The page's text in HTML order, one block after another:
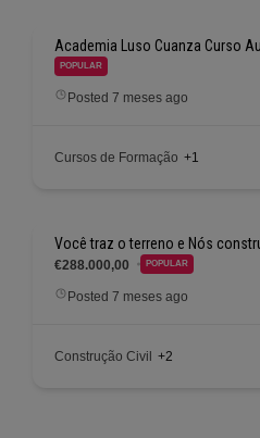
Academia Luso Cuanza Curso
POPULAR
Posted 7 meses ago
Cursos de Formação +1
Você traz o terreno e Nós
€288.000,00 POPULAR
Posted 7 meses ago
Construção Civil +2